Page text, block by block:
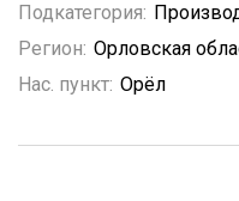
Подкатегория:
Регион: Орловская
Нас. пункт: Орёл